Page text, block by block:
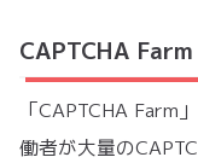
CAPTCHA Farm
「CAPTCHA Farm
働者が大量の